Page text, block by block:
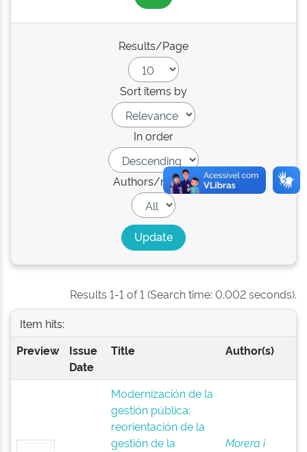
Results/Page
Sort items by
In order
Authors/record
Results 1-1 of 1 (Search time: 0.002 seconds).
Item hits:
Preview
Issue
Date
Title Author(s)
Modernización de la
gestión pública:
reorientación de la
gestión de la
Morera i